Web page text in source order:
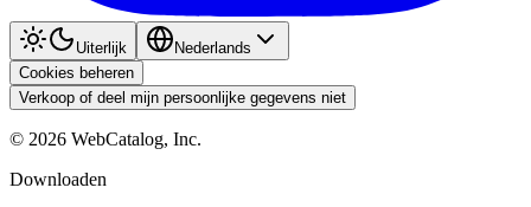
Uiterlijk
Nederlands
Cookies beheren
Verkoop of deel mijn persoonlijke gegevens niet
© 2026 WebCatalog, Inc.
Downloaden